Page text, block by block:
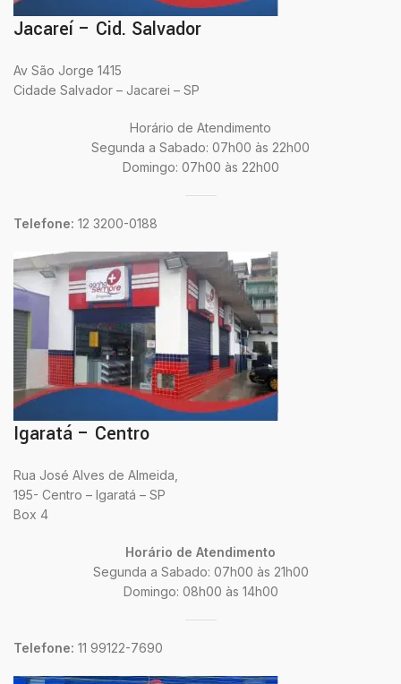
Jacareí – Cid. Salvador
Av São Jorge 1415
Cidade Salvador – Jacarei – SP
Horário de Atendimento
Segunda a Sabado: 07h00 às 22h00
Domingo: 07h00 às 22h00
Telefone: 12 3200-0188
Igaratá – Centro
Rua José Alves de Almeida,
195- Centro – Igaratá – SP
Box 4
Horário de Atendimento
Segunda a Sabado: 07h00 às 21h00
Domingo: 08h00 às 14h00
Telefone: 11 99122-7690